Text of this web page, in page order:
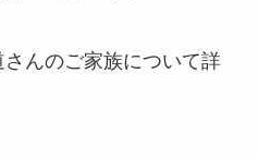
んのご家族について詳